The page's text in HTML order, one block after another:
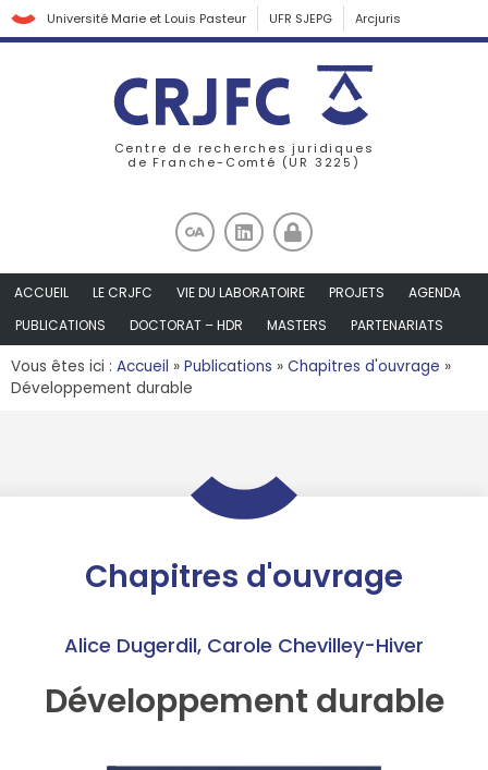
Université Marie et Louis Pasteur UFR SJEPG Arcjuris
Centre de recherches juridiques
de Franche-Comté (UR 3225)
ACCUEIL LE CRJFC VIE DU LABORATOIRE PROJETS
AGENDA
PUBLICATIONS
DOCTORAT – HDR MASTERS PARTENARIATS
Vous êtes ici : Accueil » Publications » Chapitres d'ouvrage »
Développement durable
Chapitres d'ouvrage
Alice Dugerdil, Carole Chevilley-Hiver
Développement durable